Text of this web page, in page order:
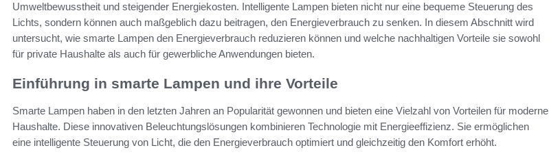
Umweltbewusstheit und steigender Energiekosten. Intelligente Lampen bieten nicht nur eine bequeme Steuerung des
Lichts, sondern können auch maßgeblich dazu beitragen, den Energieverbrauch zu senken. In diesem Abschnitt wird
untersucht, wie smarte Lampen den Energieverbrauch reduzieren können und welche nachhaltigen Vorteile sie sowohl
für private Haushalte als auch für gewerbliche Anwendungen bieten.
Einführung in smarte Lampen und ihre Vorteile
Smarte Lampen haben in den letzten Jahren an Popularität gewonnen und bieten eine Vielzahl von Vorteilen für moderne
Haushalte. Diese innovativen Beleuchtungslösungen kombinieren Technologie mit Energieeffizienz. Sie ermöglichen
eine intelligente Steuerung von Licht, die den Energieverbrauch optimiert und gleichzeitig den Komfort erhöht.